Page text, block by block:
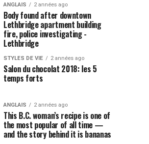
ANGLAIS 2 années ago
Body found after downtown
Lethbridge apartment building
fire, police investigating -
Lethbridge
STYLES DE VIE 2 années ago
Salon du chocolat 2018: les 5
temps forts
ANGLAIS 2 années ago
This B.C. woman’s recipe is one of
the most popular of all time —
and the story behind it is bananas